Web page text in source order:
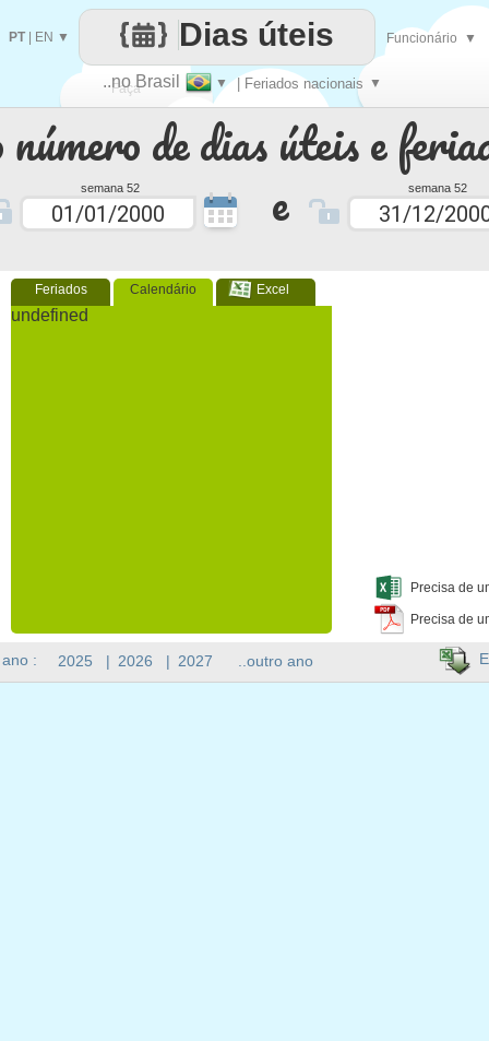
de dias úteis e
semana 52 e semana 52
Feriados Calendário Excel
undefined
Precisa de
Precisa de
Faça
cada
..no Brasil ▼ | Feriados nacionais ▼
Dias úteis
PT| EN ▼ Funcionário ▼
: 2025 | 2026 | 2027 ..outro ano